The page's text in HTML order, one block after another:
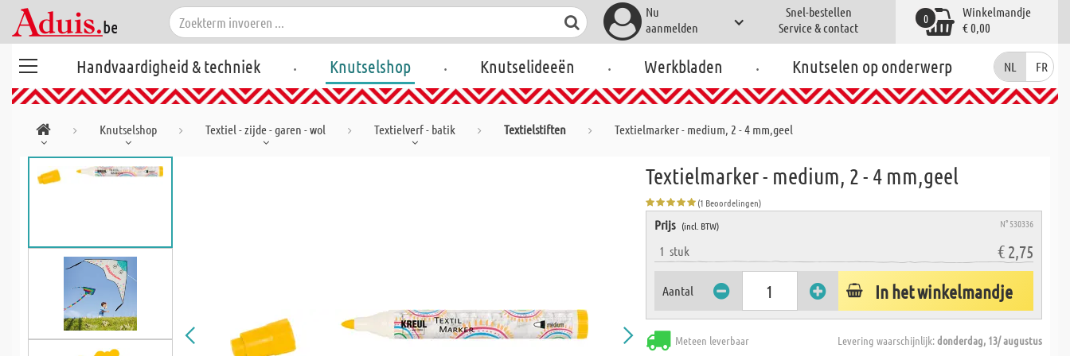
Nu
aanmelden
Snel-bestellen
Service & contact
Winkelmandje
€ 0,00
0
Handvaardigheid & techniek . Knutselshop . Knutselideeën . Werkbladen . Knutselen op onderwerp NL FR
Knutselshop Textiel - zijde - garen - wol Textielverf - batik Textielstiften Textielmarker - medium, 2 - 4 mm,geel
Textielmarker - medium, 2 - 4 mm,geel
(1 Beoordelingen)
Prijs (incl. BTW) N° 530336
1stuk € 2,75
Aantal In het winkelmandje
Meteen leverbaar Levering waarschijnlijk:donderdag, 13/ augustus